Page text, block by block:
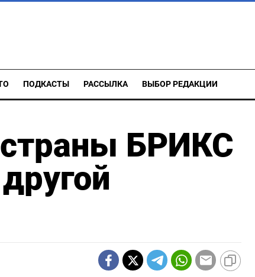
ПОДКАСТЫ РАССЫЛКА ВЫБОР РЕДАКЦИИ
страны БРИКС